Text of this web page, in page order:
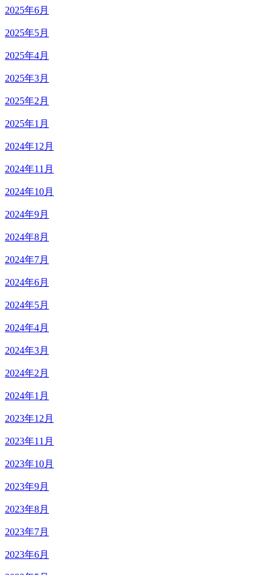
2025年6月
2025年5月
2025年4月
2025年3月
2025年2月
2025年1月
2024年12月
2024年11月
2024年10月
2024年9月
2024年8月
2024年7月
2024年6月
2024年5月
2024年4月
2024年3月
2024年2月
2024年1月
2023年12月
2023年11月
2023年10月
2023年9月
2023年8月
2023年7月
2023年6月